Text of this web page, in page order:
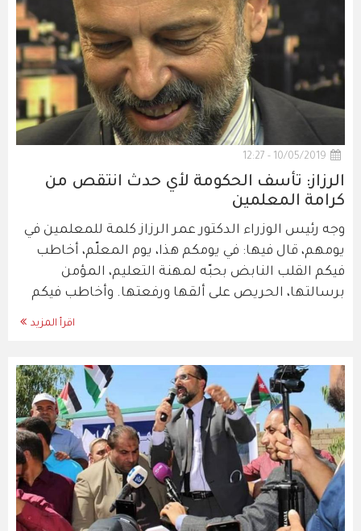
10/05/2019 - 12:27
الرزاز: تأسف الحكومة لأي حدث انتقص من
كرامة المعلمين
وجه رئيس الوزراء الدكتور عمر الرزاز كلمة للمعلمين في
يومهم، قال فيها: في يومكم هذا، يوم المعلّم، أخاطب
فيكم القلب النابض بحبّه لمهنة التعليم، المؤمن
برسالتها، الحريص على ألقها ورفعتها. وأخاطب فيكم
اقرأ المزيد